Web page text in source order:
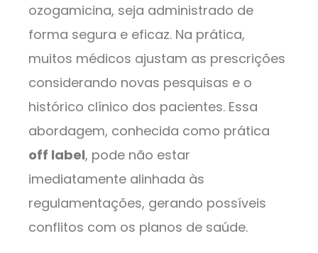
ozogamicina, seja administrado de
forma segura e eficaz. Na prática,
muitos médicos ajustam as prescrições
considerando novas pesquisas e o
histórico clínico dos pacientes. Essa
abordagem, conhecida como prática
off label, pode não estar
imediatamente alinhada às
regulamentações, gerando possíveis
conflitos com os planos de saúde.